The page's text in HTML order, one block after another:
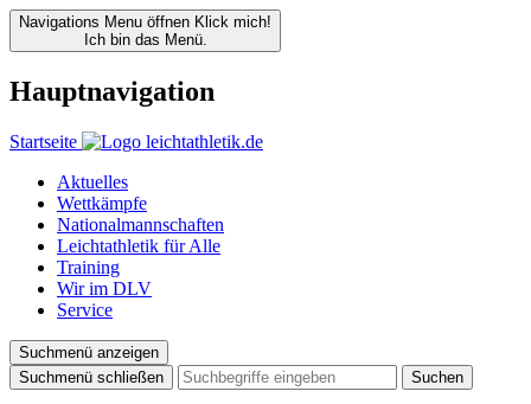
Navigations Menu öffnen Klick mich!
Ich bin das Menü.
Hauptnavigation
Startseite
Aktuelles
Wettkämpfe
Nationalmannschaften
Leichtathletik für Alle
Training
Wir im DLV
Service
Suchmenü anzeigen
Suchmenü schließen
Suchen